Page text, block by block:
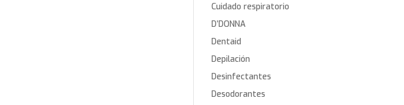
Cuidado respiratorio
D’DONNA
Dentaid
Depilación
Desinfectantes
Desodorantes